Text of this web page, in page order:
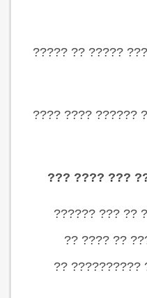
????? ???? ??
???? ?? ????? ???
??? ?????? ??
????? ?? ????
???? ???? ??
????? ?????